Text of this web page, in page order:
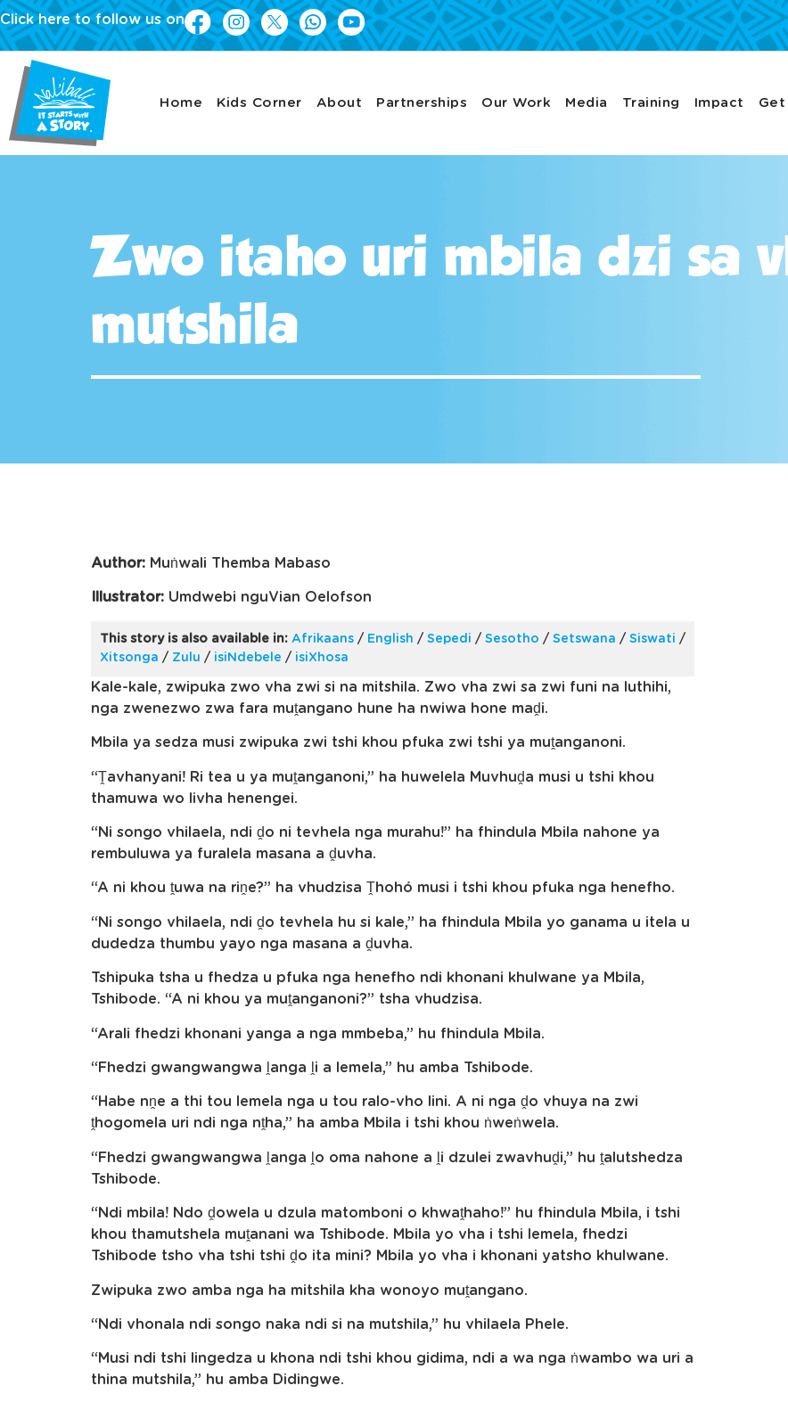
Click here to follow us on
Home Kids Corner About Partnerships Our Work Media Training Impact
Zwo itaho uri mbila dzi sa
mutshila
Author: Muṅwali Themba Mabaso
Illustrator: Umdwebi nguVian Oelofson
This story is also available in: Afrikaans / English / Sepedi / Sesotho / Setswana / Siswati /
Xitsonga / Zulu / isiNdebele / isiXhosa
Kale-kale, zwipuka zwo vha zwi si na mitshila. Zwo vha zwi sa zwi funi na luthihi,
nga zwenezwo zwa fara muṱangano hune ha nwiwa hone maḓi.
Mbila ya sedza musi zwipuka zwi tshi khou pfuka zwi tshi ya muṱanganoni.
“Ṱavhanyani! Ri tea u ya muṱanganoni,” ha huwelela Muvhuḓa musi u tshi khou
thamuwa wo livha henengei.
“Ni songo vhilaela, ndi ḓo ni tevhela nga murahu!” ha fhindula Mbila nahone ya
rembuluwa ya furalela masana a ḓuvha.
“A ni khou ṱuwa na riṋe?” ha vhudzisa Ṱhohó musi i tshi khou pfuka nga henefho.
“Ni songo vhilaela, ndi ḓo tevhela hu si kale,” ha fhindula Mbila yo ganama u itela u
dudedza thumbu yayo nga masana a ḓuvha.
Tshipuka tsha u fhedza u pfuka nga henefho ndi khonani khulwane ya Mbila,
Tshibode. “A ni khou ya muṱanganoni?” tsha vhudzisa.
“Arali fhedzi khonani yanga a nga mmbeba,” hu fhindula Mbila.
“Fhedzi gwangwangwa ḽanga ḽi a lemela,” hu amba Tshibode.
“Habe nṋe a thi tou lemela nga u tou ralo-vho lini. A ni nga ḓo vhuya na zwi
ṱhogomela uri ndi nga nṱha,” ha amba Mbila i tshi khou ṅweṅwela.
“Fhedzi gwangwangwa ḽanga ḽo oma nahone a ḽi dzulei zwavhuḓi,” hu ṱalutshedza
Tshibode.
“Ndi mbila! Ndo ḓowela u dzula matomboni o khwaṱhaho!” hu fhindula Mbila, i tshi
khou thamutshela muṱanani wa Tshibode. Mbila yo vha i tshi lemela, fhedzi
Tshibode tsho vha tshi tshi ḓo ita mini? Mbila yo vha i khonani yatsho khulwane.
Zwipuka zwo amba nga ha mitshila kha wonoyo muṱangano.
“Ndi vhonala ndi songo naka ndi si na mutshila,” hu vhilaela Phele.
“Musi ndi tshi lingedza u khona ndi tshi khou gidima, ndi a wa nga ṅwambo wa uri a
thina mutshila,” hu amba Didingwe.